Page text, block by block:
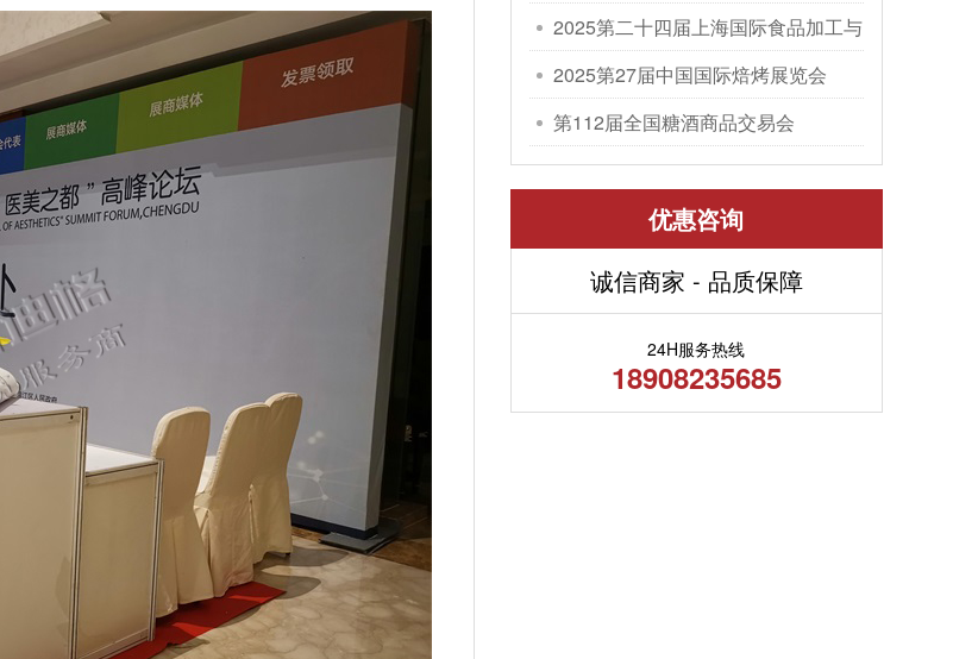
2025第二十四届上海国际食品加工与
包装机械展览会
2025第27届中国国际焙烤展览会
第112届全国糖酒商品交易会
优惠咨询
诚信商家 - 品质保障
24H服务热线
18908235685